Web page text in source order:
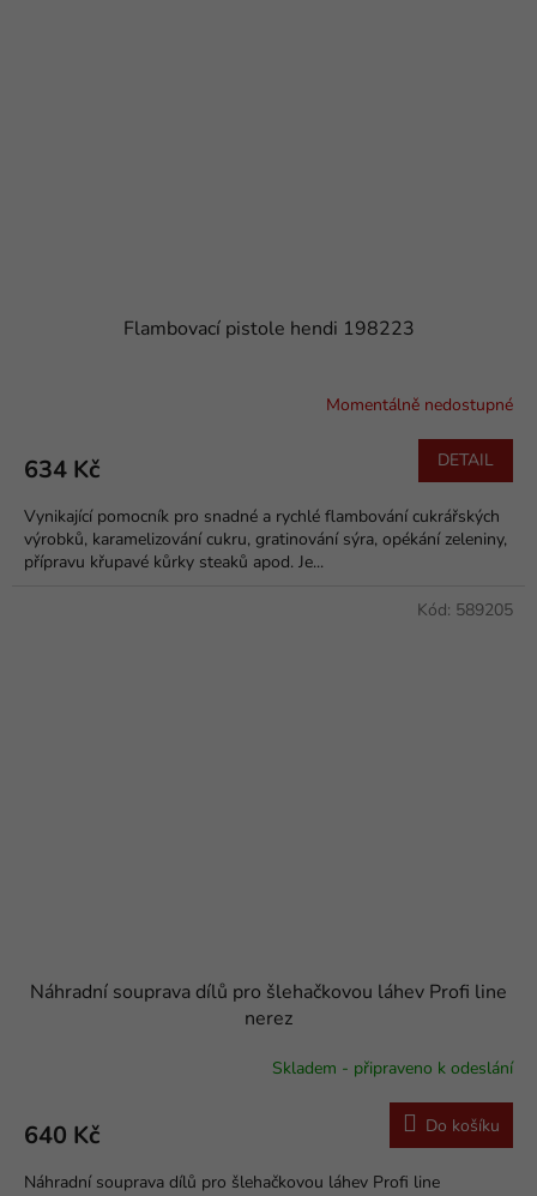
Flambovací pistole hendi 198223
je
z
5
hvězdiček.
Momentálně nedostupné
634 Kč DETAIL
Vynikající pomocník pro snadné a rychlé flambování cukrářských
výrobků, karamelizování cukru, gratinování sýra, opékání zeleniny,
přípravu křupavé kůrky steaků apod. Je...
Náhradní souprava dílů pro šlehačkovou láhev Profi line
nerez
Skladem - připraveno k odeslání
640 Kč Do košíku
Náhradní souprava dílů pro šlehačkovou láhev Profi line
Kód: 589205